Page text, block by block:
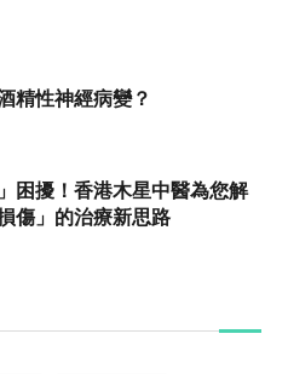
精性神經病變？
困擾！香港木星中醫為您解
傷」的治療新思路